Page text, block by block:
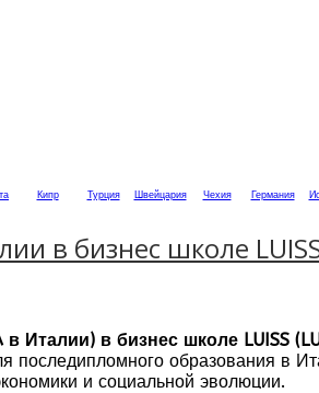
Кипр Турция Швейцария Чехия Германия
в бизнес школе
Италии) в бизнес школе LUISS
последипломного образования в
и социальной эволюции.